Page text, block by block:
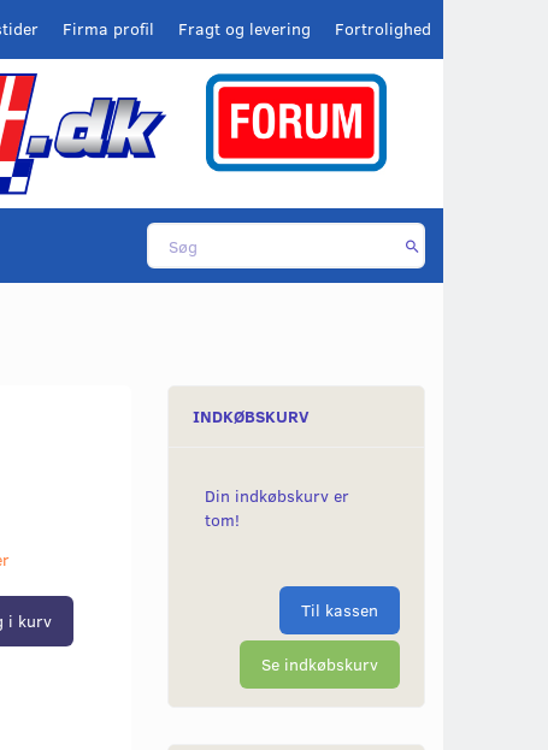
Fortrolighed
Fragt og levering
Firma profil
i kurv
INDKØBSKURV
Din indkøbskurv er
tom!
Til kassen
Se indkøbskurv